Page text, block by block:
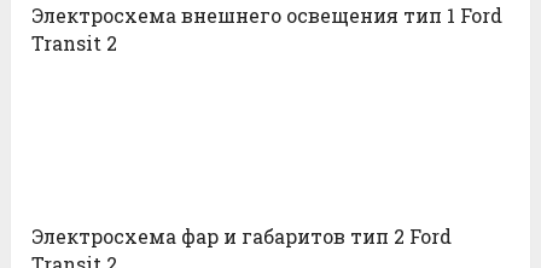
Электросхема внешнего освещения тип 1 Ford
Transit 2
Электросхема фар и габаритов тип 2 Ford